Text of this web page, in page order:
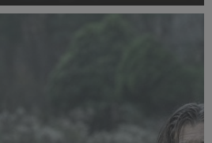
trafią kobiety. ...